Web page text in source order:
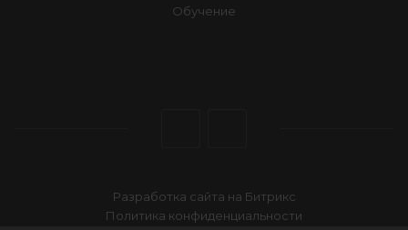
Обучение
Разработка сайта на Битрикс
Политика конфиденциальности